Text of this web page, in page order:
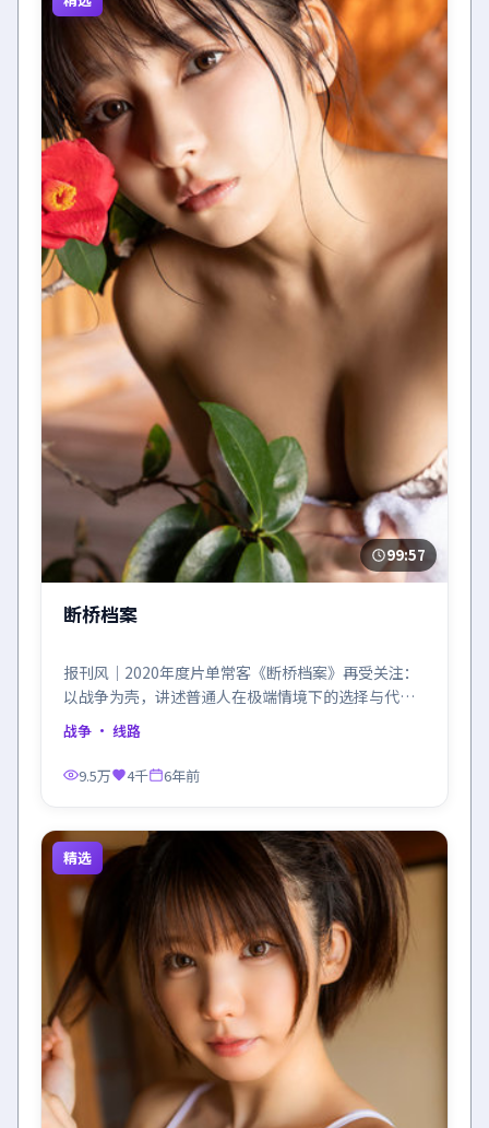
99:57
断桥档案
报刊风｜2020年度片单常客《断桥档案》再受关注：
以战争为壳，讲述普通人在极端情境下的选择与代
价。
战争 · 线路
9.5万 4千 6年前
精选